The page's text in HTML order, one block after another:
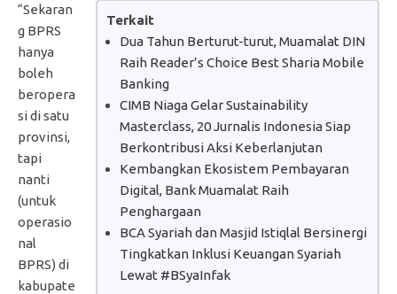
Terkait
Dua Tahun Berturut-turut, Muamalat DIN
Raih Reader’s Choice Best Sharia Mobile
Banking
CIMB Niaga Gelar Sustainability
Masterclass, 20 Jurnalis Indonesia Siap
Berkontribusi Aksi Keberlanjutan
Kembangkan Ekosistem Pembayaran
Digital, Bank Muamalat Raih
Penghargaan
BCA Syariah dan Masjid Istiqlal Bersinergi
Tingkatkan Inklusi Keuangan Syariah
Lewat #BSyaInfak
“Sekaran
g BPRS
hanya
boleh
beropera
si di satu
provinsi,
tapi
nanti
(untuk
operasio
nal
BPRS) di
kabupate